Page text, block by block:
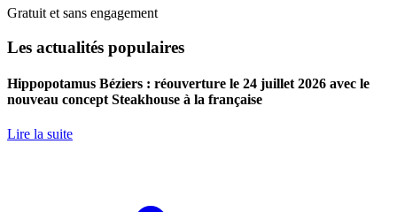
Gratuit et sans engagement
Les actualités populaires
Hippopotamus Béziers : réouverture le 24 juillet 2026 avec le
nouveau concept Steakhouse à la française
Lire la suite